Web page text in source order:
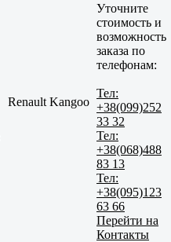
Renault Kangoo
Уточните
стоимость и
возможность
заказа по
телефонам:
Тел:
+38(099)252
33 32
Тел:
+38(068)488
83 13
Тел:
+38(095)123
63 66
Перейти на
Контакты